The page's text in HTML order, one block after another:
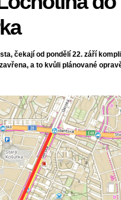
čekají od pondělí 22. září
a to kvůli plánované